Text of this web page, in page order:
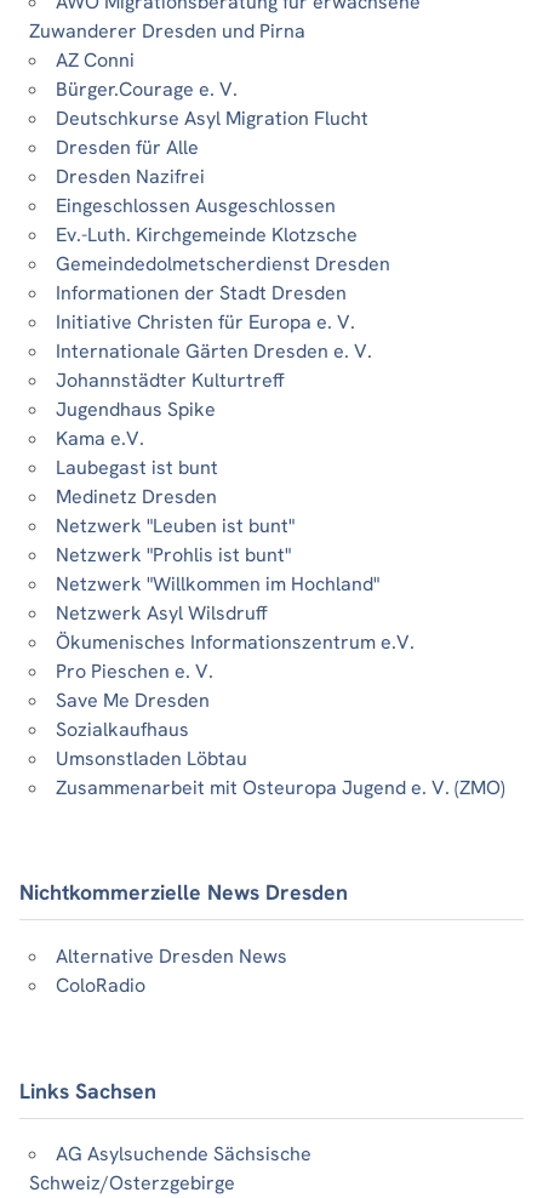
Zuwanderer Dresden und Pirna
AZ Conni
Bürger.Courage e. V.
Deutschkurse Asyl Migration Flucht
Dresden für Alle
Dresden Nazifrei
Eingeschlossen Ausgeschlossen
Ev.-Luth. Kirchgemeinde Klotzsche
Gemeindedolmetscherdienst Dresden
Informationen der Stadt Dresden
Initiative Christen für Europa e. V.
Internationale Gärten Dresden e. V.
Johannstädter Kulturtreff
Jugendhaus Spike
Kama e.V.
Laubegast ist bunt
Medinetz Dresden
Netzwerk "Leuben ist bunt"
Netzwerk "Prohlis ist bunt"
Netzwerk "Willkommen im Hochland"
Netzwerk Asyl Wilsdruff
Ökumenisches Informationszentrum e.V.
Pro Pieschen e. V.
Save Me Dresden
Sozialkaufhaus
Umsonstladen Löbtau
Zusammenarbeit mit Osteuropa Jugend e. V. (ZMO)
Nichtkommerzielle News Dresden
Alternative Dresden News
ColoRadio
Links Sachsen
AG Asylsuchende Sächsische
Schweiz/Osterzgebirge